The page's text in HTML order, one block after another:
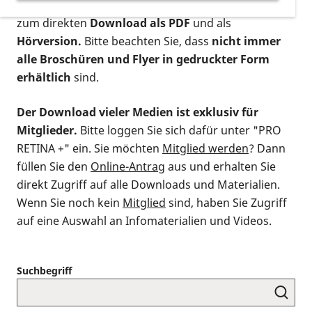
postalischen Bestellung als gedruckte Variante
zum direktenDownload als PDFund als
Hörversion. Bitte beachten Sie, dass nicht immer
alle Broschüren und Flyer in gedruckter Form
erhältlich sind.
Der Download vieler Medien ist exklusiv für
Mitglieder. Bitte loggen Sie sich dafür unter "PRO
RETINA +" ein. Sie möchten Mitglied werden? Dann
füllen Sie den Online-Antrag aus und erhalten Sie
direkt Zugriff auf alle Downloads und Materialien.
Wenn Sie noch kein Mitglied sind, haben Sie Zugriff
auf eine Auswahl an Infomaterialien und Videos.
Suchbegriff